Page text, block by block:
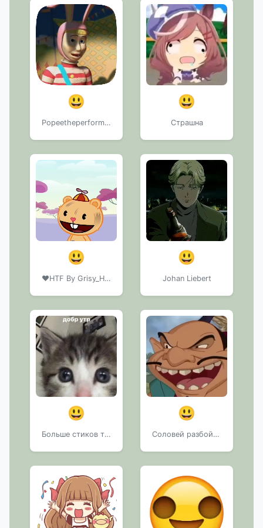
😃
Popeetheperformer. ::
😃
Страшна
😃
❤️HTF By Grisy_HTF
😃
Johan Liebert
😃
Больше стиков тут:
😃
Соловей разбойник.